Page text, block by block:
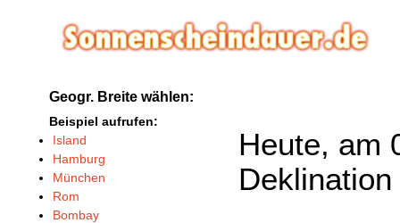
Geogr. Breite wählen:
Beispiel aufrufen:
Island
Hamburg
München
Rom
Bombay
Heute, am
Deklination